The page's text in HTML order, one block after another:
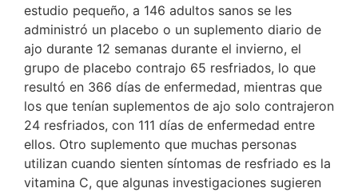
estudio pequeño, a 146 adultos sanos se les
administró un placebo o un suplemento diario de
ajo durante 12 semanas durante el invierno, el
grupo de placebo contrajo 65 resfriados, lo que
resultó en 366 días de enfermedad, mientras que
los que tenían suplementos de ajo solo contrajeron
24 resfriados, con 111 días de enfermedad entre
ellos. Otro suplemento que muchas personas
utilizan cuando sienten síntomas de resfriado es la
vitamina C, que algunas investigaciones sugieren